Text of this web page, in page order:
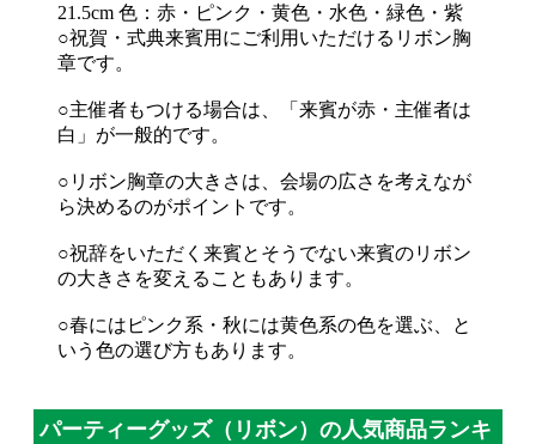
21.5cm 色：赤・ピンク・黄色・水色・緑色・紫
○祝賀・式典来賓用にご利用いただけるリボン胸
章です。
○主催者もつける場合は、「来賓が赤・主催者は
白」が一般的です。
○リボン胸章の大きさは、会場の広さを考えなが
ら決めるのがポイントです。
○祝辞をいただく来賓とそうでない来賓のリボン
の大きさを変えることもあります。
○春にはピンク系・秋には黄色系の色を選ぶ、と
いう色の選び方もあります。
パーティーグッズ（リボン）の人気商品ランキ